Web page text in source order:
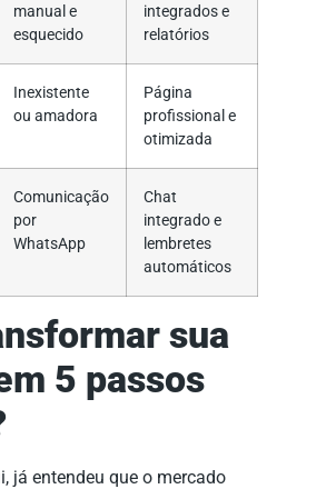
manual e
esquecido
integrados e
relatórios
Inexistente
ou amadora
Página
profissional e
otimizada
Comunicação
por
WhatsApp
Chat
integrado e
lembretes
automáticos
sua
5 passos
já entendeu que o mercado